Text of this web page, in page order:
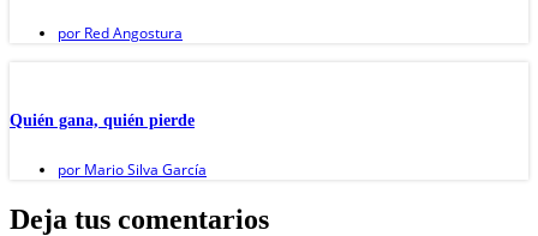
por Red Angostura
Quién gana, quién pierde
por Mario Silva García
Deja tus comentarios